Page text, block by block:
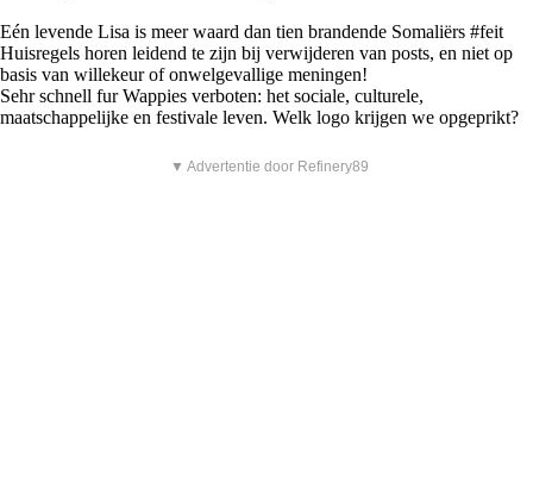
Eén levende Lisa is meer waard dan tien brandende Somaliërs #feit
Huisregels horen leidend te zijn bij verwijderen van posts, en niet op
basis van willekeur of onwelgevallige meningen!
Sehr schnell fur Wappies verboten: het sociale, culturele,
maatschappelijke en festivale leven. Welk logo krijgen we opgeprikt?
▼ Advertentie door Refinery89